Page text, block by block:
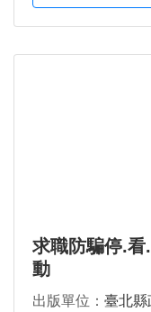
求職防騙停.
動
出版單位： 臺北縣